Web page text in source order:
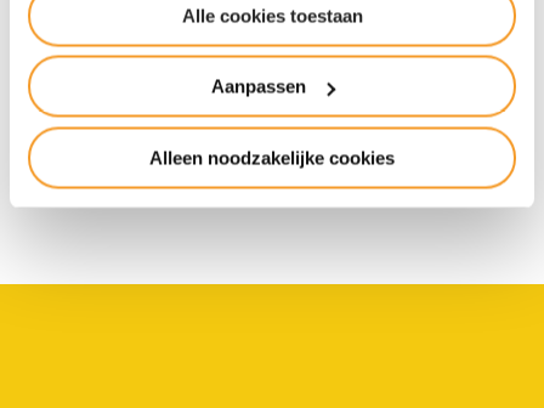
Alle cookies toestaan
Aanpassen
Alleen noodzakelijke cookies
vertellen over …
Lees het verhaal van Elise en
Natalie